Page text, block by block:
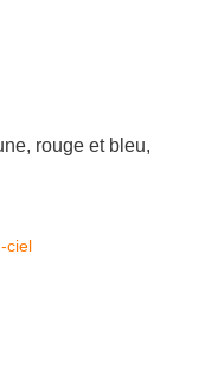
rouge et bleu,